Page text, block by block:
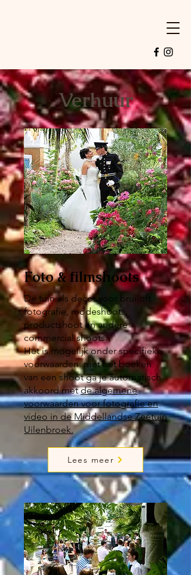
Verhuur
Foto & filmshoots
De tuin als decor voor bruiloft
fotografie, modeshoots,
productshoot en andere
commercial shoots.
Het is mogelijk onder specifieke
voorwaarden: met het boeken
van een shoot ga je automatisch
akkoord metde algemene
voorwaarden voor fotografie en
video in de Middellandse Zeetuin
Uilenbroek.
Lees meer